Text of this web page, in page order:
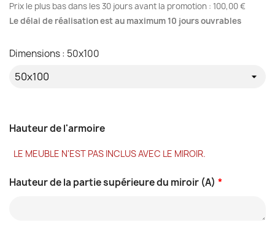
Prix le plus bas dans les 30 jours avant la promotion : 100,00 €
Le délai de réalisation est au maximum 10 jours ouvrables
Hauteur de l'armoire
LE MEUBLE N'EST PAS INCLUS AVEC LE MIROIR.
*
Hauteur de la partie supérieure du miroir (A)
Dimensions : 50x100